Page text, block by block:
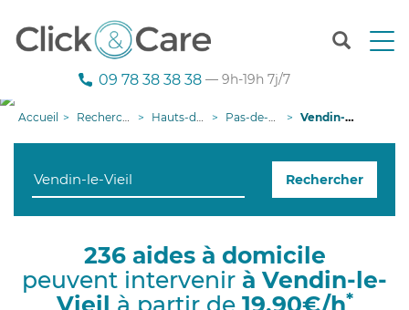
T
n
g
i
09 78 38 38 38 — 9h-19h 7j/7
Accueil Recherche aide à domicile Hauts-de-France Pas-de-Calais Vendin-le-Vieil
Rechercher
236 aides à domicile
peuvent intervenir à Vendin-le-
Vieil à partir de 19,90€/h*